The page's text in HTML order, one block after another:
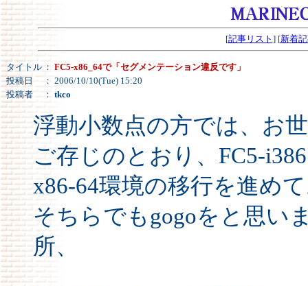
[記事リスト ] [新着
タイトル ： FC5-x86_64で「セグメンテーション違反です」
投稿日
： 2006/10/10(Tue) 15:20
投稿者
： tkco
浮動小数点の方では、お
ご存じのとおり、FC5-
x86-64環境の移行を進め
そちらでもgogoをと思い
所、